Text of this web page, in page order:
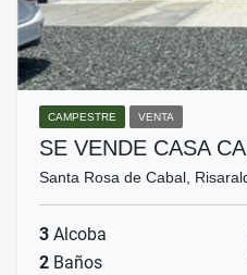
CAMPESTRE VENTA
SE VENDE CASA
Santa Rosa de Cabal,
3 Alcoba
2 Baños